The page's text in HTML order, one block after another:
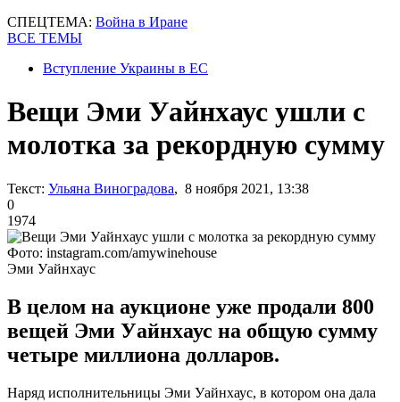
СПЕЦТЕМА: Война в Иране
ВСЕ ТЕМЫ
Вступление Украины в ЕС
Вещи Эми Уайнхаус ушли с
молотка за рекордную сумму
Текст: Ульяна Виноградова, 8 ноября 2021, 13:38
0
1974
Фото: instagram.com/amywinehouse
Эми Уайнхаус
В целом на аукционе уже продали 800
вещей Эми Уайнхаус на общую сумму
четыре миллиона долларов.
Наряд исполнительницы Эми Уайнхаус, в котором она дала